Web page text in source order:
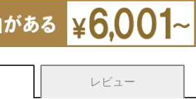
レビュー